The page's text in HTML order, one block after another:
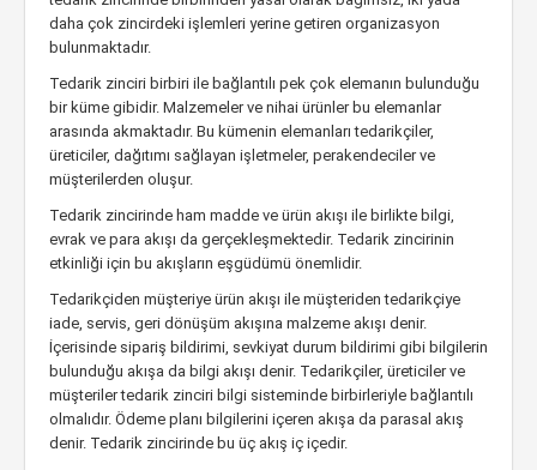
daha çok zincirdeki işlemleri yerine getiren organizasyon
bulunmaktadır.
Tedarik zinciri birbiri ile bağlantılı pek çok elemanın bulunduğu
bir küme gibidir. Malzemeler ve nihai ürünler bu elemanlar
arasında akmaktadır. Bu kümenin elemanları tedarikçiler,
üreticiler, dağıtımı sağlayan işletmeler, perakendeciler ve
müşterilerden oluşur.
Tedarik zincirinde ham madde ve ürün akışı ile birlikte bilgi,
evrak ve para akışı da gerçekleşmektedir. Tedarik zincirinin
etkinliği için bu akışların eşgüdümü önemlidir.
Tedarikçiden müşteriye ürün akışı ile müşteriden tedarikçiye
iade, servis, geri dönüşüm akışına malzeme akışı denir.
İçerisinde sipariş bildirimi, sevkiyat durum bildirimi gibi bilgilerin
bulunduğu akışa da bilgi akışı denir. Tedarikçiler, üreticiler ve
müşteriler tedarik zinciri bilgi sisteminde birbirleriyle bağlantılı
olmalıdır. Ödeme planı bilgilerini içeren akışa da parasal akış
denir. Tedarik zincirinde bu üç akış iç içedir.